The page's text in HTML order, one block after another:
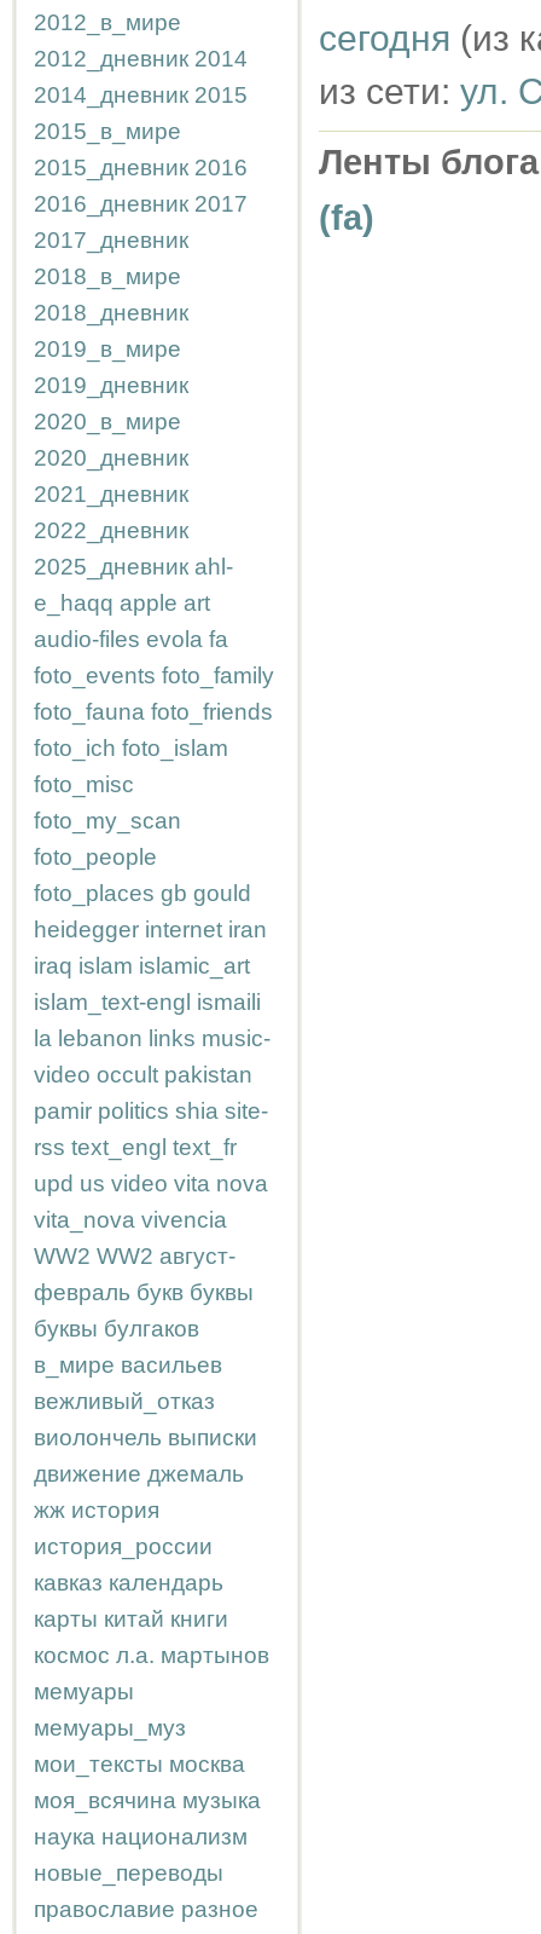
2012_в_мире
2012_дневник 2014
2014_дневник 2015
2015_в_мире
2015_дневник 2016
2016_дневник 2017
2017_дневник
2018_в_мире
2018_дневник
2019_в_мире
2019_дневник
2020_в_мире
2020_дневник
2021_дневник
2022_дневник
2025_дневник ahl-
e_haqq apple art
audio-files evola fa
foto_events foto_family
foto_fauna foto_friends
foto_ich foto_islam
foto_misc
foto_my_scan
foto_people
foto_places gb gould
heidegger internet iran
iraq islam islamic_art
islam_text-engl ismaili
la lebanon links music-
video occult pakistan
pamir politics shia site-
rss text_engl text_fr
upd us video vita nova
vita_nova vivencia
WW2 WW2 август-
февраль букв буквы
буквы булгаков
в_мире васильев
вежливый_отказ
виолончель выписки
движение джемаль
жж история
история_россии
кавказ календарь
карты китай книги
космос л.а. мартынов
мемуары
мемуары_муз
мои_тексты москва
моя_всячина музыка
наука национализм
новые_переводы
православие разное
сегодня (из
из сети: ул.
Ленты
(fa)